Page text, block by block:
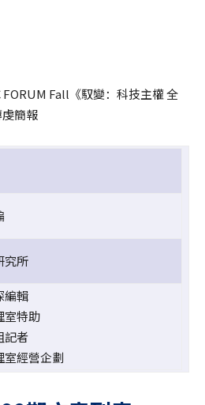
Fall《馭變：科技主權 全
簡報
究所
編輯
室特助
記者
室經營企劃